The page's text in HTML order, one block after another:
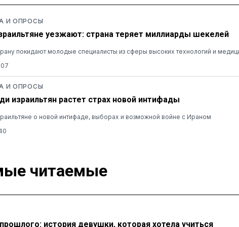
И ОПРОСЫ
уезжают: страна теряет миллиарды шекелей
покидают молодые специалисты из сферы высоких технологий и
И ОПРОСЫ
израильтян растет страх новой интифады
о новой интифаде, выборах и возможной войне с Ираном
читаемые
история девушки, которая хотела учиться